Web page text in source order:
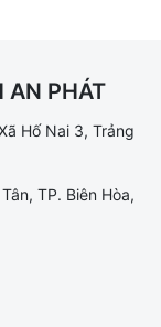
AN PHÁT
Hố Nai 3, Trảng
TP. Biên Hòa,